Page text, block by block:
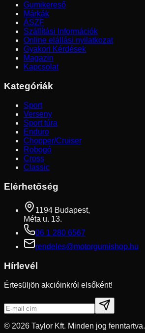
Gumikereső
Márkák
ÁSZF
Szállítási Információk
Online elállási nyilatkozat
Gyakori Kérdések
Magazin
Kapcsolat
Kategóriák
Sport
Verseny
Sport túra
Enduro
Chopper/Cruiser
Robogó
Cross
Classic
Elérhetőség
1194 Budapest,
Méta u. 13.
06 1 280 6567
rendeles@motorgumishop.hu
Hírlevél
Értesüljön akcióinkról elsőként!
© 2026 Taylor Kft. Minden jog fenntartva.